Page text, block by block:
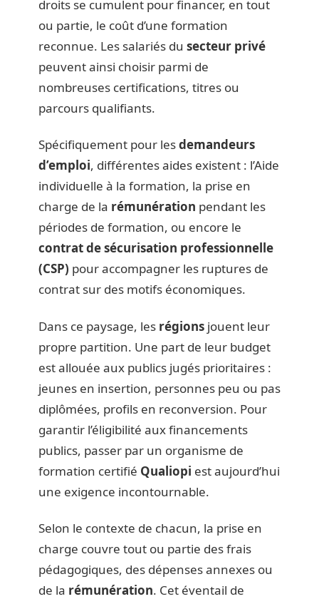
droits se cumulent pour financer, en tout
ou partie, le coût d’une formation
reconnue. Les salariés du secteur privé
peuvent ainsi choisir parmi de
nombreuses certifications, titres ou
parcours qualifiants.
Spécifiquement pour lesdemandeurs
d’emploi, différentes aides existent : l’Aide
individuelle à la formation, la prise en
charge de la rémunération pendant les
périodes de formation, ou encore le
contrat de sécurisation professionnelle
(CSP) pour accompagner les ruptures de
contrat sur des motifs économiques.
Dans ce paysage, les régions jouent leur
propre partition. Une part de leur budget
est allouée aux publics jugés prioritaires :
jeunes en insertion, personnes peu ou pas
diplômées, profils en reconversion. Pour
garantir l’éligibilité aux financements
publics, passer par un organisme de
formation certifié Qualiopi est aujourd’hui
une exigence incontournable.
Selon le contexte de chacun, la prise en
charge couvre tout ou partie des frais
pédagogiques, des dépenses annexes ou
de la rémunération. Cet éventail de